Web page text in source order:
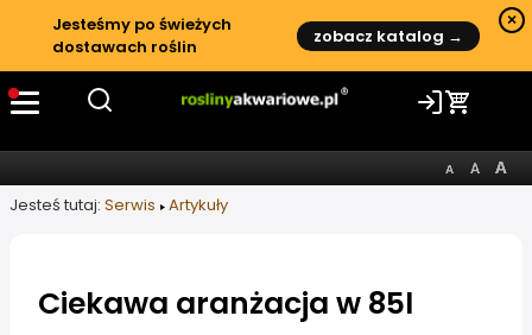
Jesteśmy po świeżych
dostawach roślin
zobacz katalog →
×
Jesteś tutaj: Serwis Artykuły
Ciekawa aranżacja w 85l